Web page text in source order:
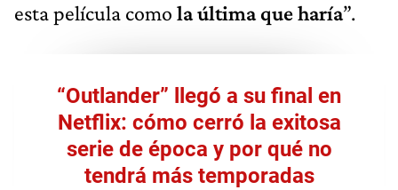
esta película como la última que haría”.
“Outlander” llegó a su final en
Netflix: cómo cerró la exitosa
serie de época y por qué no
tendrá más temporadas